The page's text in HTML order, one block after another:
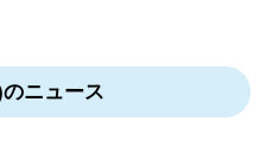
ニュース